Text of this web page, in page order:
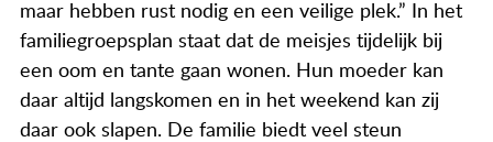
maar hebben rust nodig en een veilige plek.” In het
familiegroepsplan staat dat de meisjes tijdelijk bij
een oom en tante gaan wonen. Hun moeder kan
daar altijd langskomen en in het weekend kan zij
daar ook slapen. De familie biedt veel steun